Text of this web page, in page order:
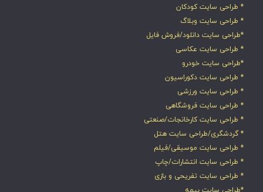
* طراحی سایت کودکان
* طراحی سایت وبلاگ
*طراحی سایت دانلود/فروش فایل
* طراحی سایت عکاسی
*طراحی سایت خودرو
* طراحی سایت دکوراسیون
* طراحی سایت ورزشی
* طراحی سایت فروشگاهی
* طراحی سایت کارخانجات/صنعتی
* گردشگری/طراحی سایت هتل
* طراحی سایت موسیقی/فیلم
* طراحی سایت انتشارات/چاپ
* طراحی سایت تفریحی و بازی
*طراحی سایت بیمه